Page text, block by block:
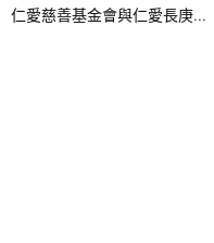
仁愛慈善基金會與仁愛長庚...